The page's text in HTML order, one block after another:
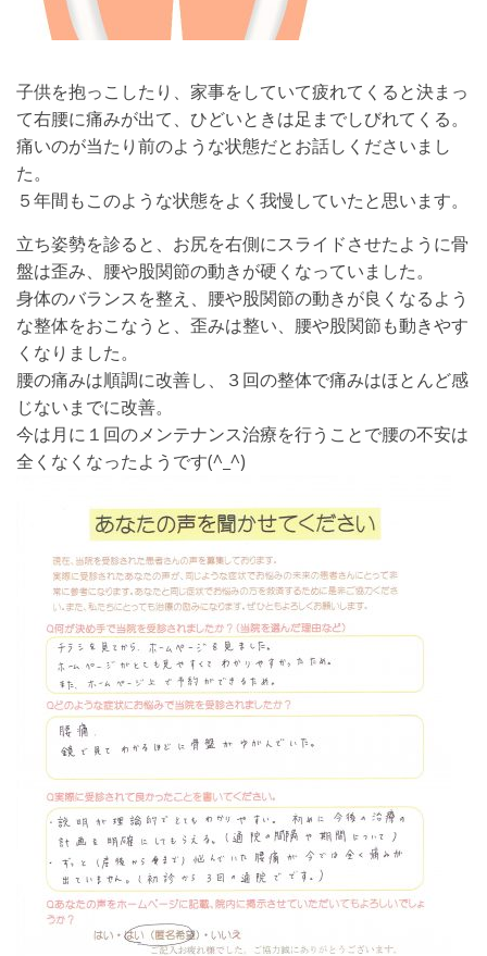
子供を抱っこしたり、家事をしていて疲れてくると決まっ
て右腰に痛みが出て、ひどいときは足までしびれてくる。
痛いのが当たり前のような状態だとお話しくださいまし
た。
５年間もこのような状態をよく我慢していたと思います。
立ち姿勢を診ると、お尻を右側にスライドさせたように骨
盤は歪み、腰や股関節の動きが硬くなっていました。
身体のバランスを整え、腰や股関節の動きが良くなるよう
な整体をおこなうと、歪みは整い、腰や股関節も動きやす
くなりました。
腰の痛みは順調に改善し、３回の整体で痛みはほとんど感
じないまでに改善。
今は月に１回のメンテナンス治療を行うことで腰の不安は
全くなくなったようです(^_^)